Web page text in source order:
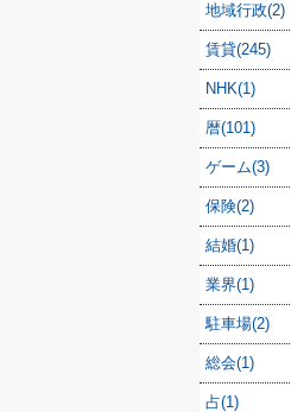
地域行政(2)
賃貸(245)
NHK(1)
暦(101)
ゲーム(3)
保険(2)
結婚(1)
業界(1)
駐車場(2)
総会(1)
占(1)